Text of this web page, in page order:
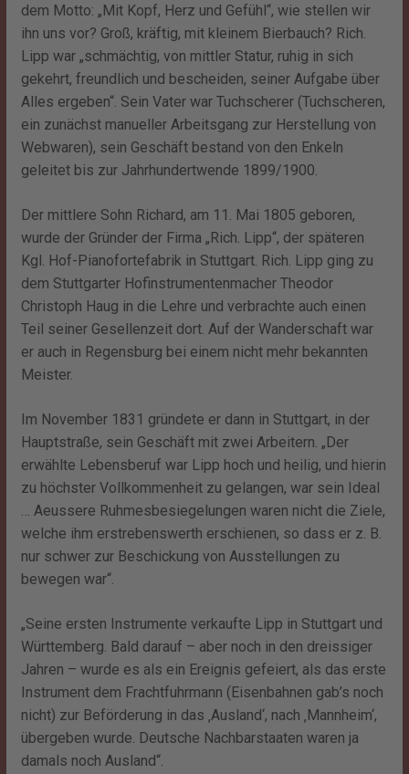
dem Motto: „Mit Kopf, Herz und Gefühl“, wie stellen wir
ihn uns vor? Groß, kräftig, mit kleinem Bierbauch? Rich.
Lipp war „schmächtig, von mittler Statur, ruhig in sich
gekehrt, freundlich und bescheiden, seiner Aufgabe über
Alles ergeben“. Sein Vater war Tuchscherer (Tuchscheren,
ein zunächst manueller Arbeitsgang zur Herstellung von
Webwaren), sein Geschäft bestand von den Enkeln
geleitet bis zur Jahrhundertwende 1899/1900.
Der mittlere Sohn Richard, am 11. Mai 1805 geboren,
wurde der Gründer der Firma „Rich. Lipp“, der späteren
Kgl. Hof-Pianofortefabrik in Stuttgart. Rich. Lipp ging zu
dem Stuttgarter Hofinstrumentenmacher Theodor
Christoph Haug in die Lehre und verbrachte auch einen
Teil seiner Gesellenzeit dort. Auf der Wanderschaft war
er auch in Regensburg bei einem nicht mehr bekannten
Meister.
Im November 1831 gründete er dann in Stuttgart, in der
Hauptstraße, sein Geschäft mit zwei Arbeitern. „Der
erwählte Lebensberuf war Lipp hoch und heilig, und hierin
zu höchster Vollkommenheit zu gelangen, war sein Ideal
… Aeussere Ruhmesbesiegelungen waren nicht die Ziele,
welche ihm erstrebenswerth erschienen, so dass er z. B.
nur schwer zur Beschickung von Ausstellungen zu
bewegen war“.
„Seine ersten Instrumente verkaufte Lipp in Stuttgart und
Württemberg. Bald darauf – aber noch in den dreissiger
Jahren – wurde es als ein Ereignis gefeiert, als das erste
Instrument dem Frachtfuhrmann (Eisenbahnen gab’s noch
nicht) zur Beförderung in das ‚Ausland‘, nach ‚Mannheim‘,
übergeben wurde. Deutsche Nachbarstaaten waren ja
damals noch Ausland“.